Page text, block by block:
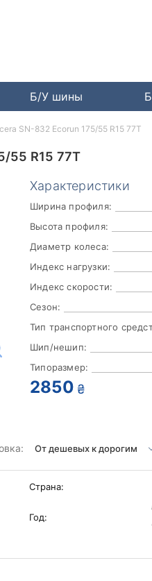
Б/У шины
55 R15 77T
Характеристики
Ширина профиля:
Высота профиля:
Диаметр колеса:
Индекс нагрузки:
Индекс скорости:
Сезон:
Тип транспортного
Шип/нешип:
Типоразмер:
2850 ₴
Страна:
Год:
SN-832 Ecorun 175/55 R15 77T